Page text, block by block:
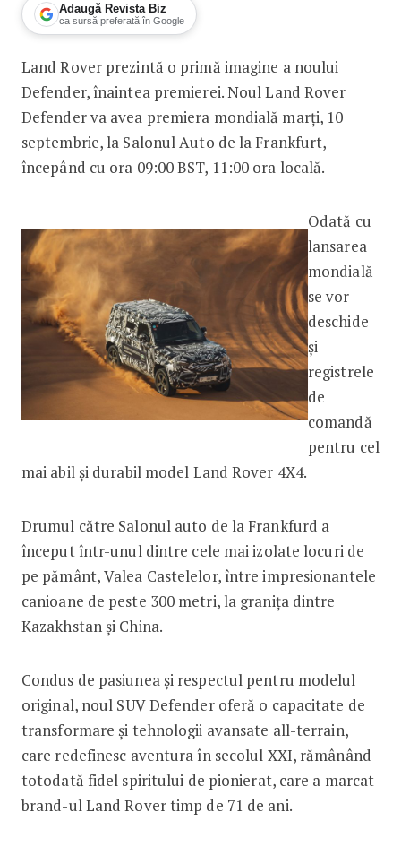
Adaugă Revista Biz
ca sursă preferată în Google
Land Rover Defender: din centrul
Land Rover prezintă o primă imagine a noului
Defender, înaintea premierei. Noul Land Rover
Defender va avea premiera mondială marți, 10
septembrie, la Salonul Auto de la Frankfurt,
începând cu ora 09:00 BST, 11:00 ora locală.
Odată cu
lansarea
mondială
se vor
deschide
și
registrele
de
comandă
pentru cel
mai abil și durabil model Land Rover 4X4.
Drumul către Salonul auto de la Frankfurd a
început într-unul dintre cele mai izolate locuri de
pe pământ, Valea Castelelor, între impresionantele
canioane de peste 300 metri, la granița dintre
Kazakhstan și China.
Condus de pasiunea și respectul pentru modelul
original, noul SUV Defender oferă o capacitate de
transformare și tehnologii avansate all-terrain,
care redefinesc aventura în secolul XXI, rămânând
totodată fidel spiritului de pionierat, care a marcat
brand-ul Land Rover timp de 71 de ani.